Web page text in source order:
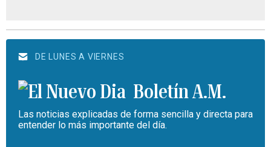
DE LUNES A VIERNES
Boletín A.M.
Las noticias explicadas de forma sencilla y directa para
entender lo más importante del día.